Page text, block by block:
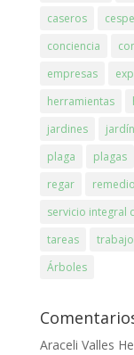
caseros
conciencia
empresas
herramientas
jardines
jardín
plaga
plagas
regar
servicio integral
tareas
trabajo
Árboles
Araceli Valles